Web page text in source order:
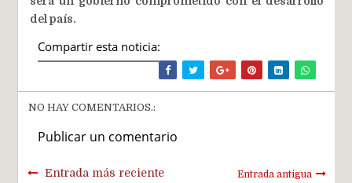
del país.
Compartir esta noticia:
NO HAY COMENTARIOS.:
Publicar un comentario
Entrada más reciente Entrada antigua